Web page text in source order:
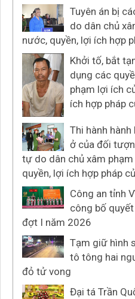
Tuyên án bị
do dân chủ
nước, quyền, lợi ích hợp
Khởi tố, bắt
dụng các
phạm lợi ích
ích hợp pháp
Thi hành
ở của đối
tự do dân chủ xâm
quyền, lợi ích hợp pháp
Công an tỉnh
công bố
đợt I năm 2026
Tạm giữ hình
tô tông hai
đỏ tử vong
Đại tá Trần